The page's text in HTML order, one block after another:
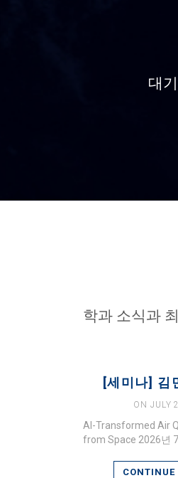
대
학과 소식과
[세미나] 김
ON JULY
AI-Transformed Air
from Space 2026년
CONTINUE